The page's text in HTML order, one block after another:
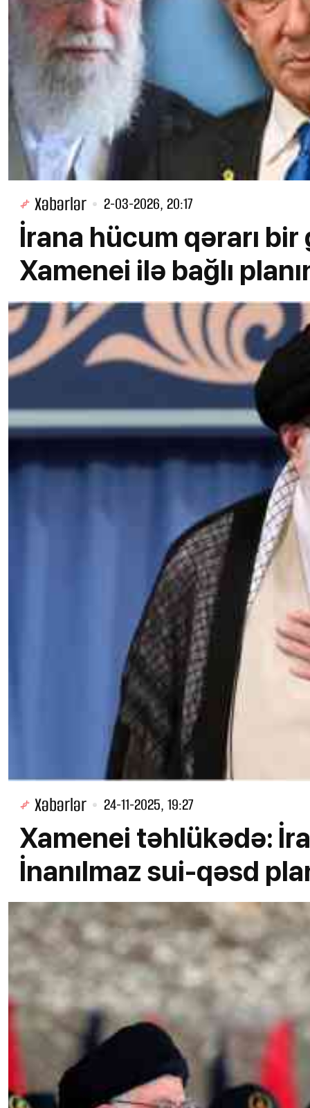
Xəbərlər 2-03-2026, 20:17
İrana hücum qərarı
Xamenei ilə bağlı
Xəbərlər 24-11-2025, 19:27
Xamenei təhlükədə:
İnanılmaz sui-qəsd